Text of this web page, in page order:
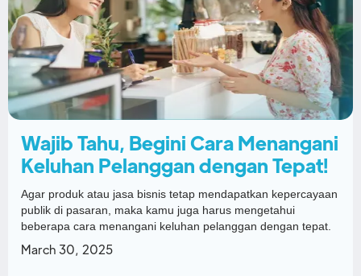
Wajib Tahu, Begini Cara Menangani
Keluhan Pelanggan dengan Tepat!
Agar produk atau jasa bisnis tetap mendapatkan kepercayaan
publik di pasaran, maka kamu juga harus mengetahui
beberapa cara menangani keluhan pelanggan dengan tepat.
March 30, 2025